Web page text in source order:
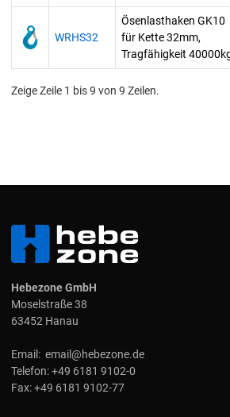
WRHS32
Ösenlasthaken GK10
für Kette 32mm,
Tragfähigkeit
Zeige Zeile 1 bis 9 von 9 Zeilen.
Hebezone GmbH
Moselstraße 38
63452 Hanau
Email: email@hebezone.de
Telefon:+49 6181 9102-0
Fax:+49 6181 9102-77